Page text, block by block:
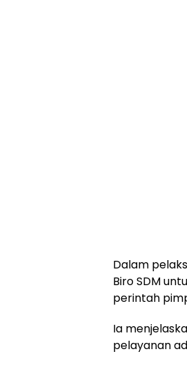
Dalam
Biro SDM
perintah
Ia
pelayanan